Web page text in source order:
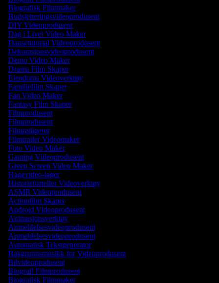
Biografisk Filmmaker
Budsjetteringsvideoprodusent
DIY Videoprodusent
Dag i Livet Video Maker
Dansetutorial Videoprodusent
Dekorasjonsvideoprodusent
Demo Video Maker
Drama Film Skaper
Eiendoms Videoverktøy
Familiefilm Skaper
Fan Video Maker
Fantasy Film Skaper
Filmprodusent
Filmprodusent
Filmredigerer
Filmtrailer Videomaker
Foto Video Maker
Gaming Videoprodusent
Green Screen Video Maker
Hagevideo-lager
Historieforteller Videoverktøy
ASMR Videoprodusent
Actionfilm Skaper
Android Videoprodusent
Animasjonsverktøy
Anmeldelsesvideoprodusent
Anmeldelsesvideoprodusent
Automatisk Tekstgenerator
Bakgrunnsmusikk for Videoprodusent
Bilvideoprodusent
Biografi Filmprodusent
Biografisk Filmmaker